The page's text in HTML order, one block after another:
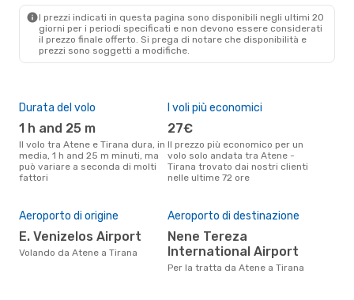
I prezzi indicati in questa pagina sono disponibili negli ultimi 20
giorni per i periodi specificati e non devono essere considerati
il ​​prezzo finale offerto. Si prega di notare che disponibilità e
prezzi sono soggetti a modifiche.
Durata del volo
1 h and 25 m
Il volo tra Atene e Tirana dura, in
media, 1 h and 25 m minuti, ma
può variare a seconda di molti
fattori
I voli più economici
27€
Il prezzo più economico per un
volo solo andata tra Atene -
Tirana trovato dai nostri clienti
nelle ultime 72 ore
Aeroporto di origine
E. Venizelos Airport
Volando da Atene a Tirana
Aeroporto di destinazione
Nene Tereza
International Airport
Per la tratta da Atene a Tirana